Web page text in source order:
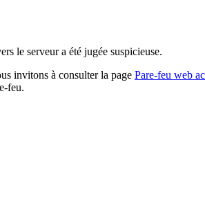
le serveur a été jugée suspicieuse.
invitons à consulter la page Pare-feu web
feu.